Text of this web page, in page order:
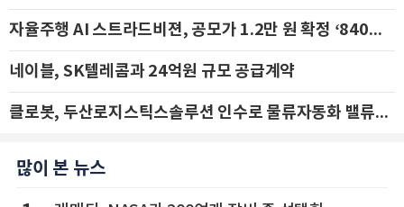
자율주행 AI 스트라드비젼, 공모가 1.2만 원 확정 ‘840억 수혈’
네이블, SK텔레콤과 24억원 규모 공급계약
클로봇, 두산로지스틱스솔루션 인수로 물류자동화 밸류체인 확장 추진 - IBK투자증권
많이 본 뉴스